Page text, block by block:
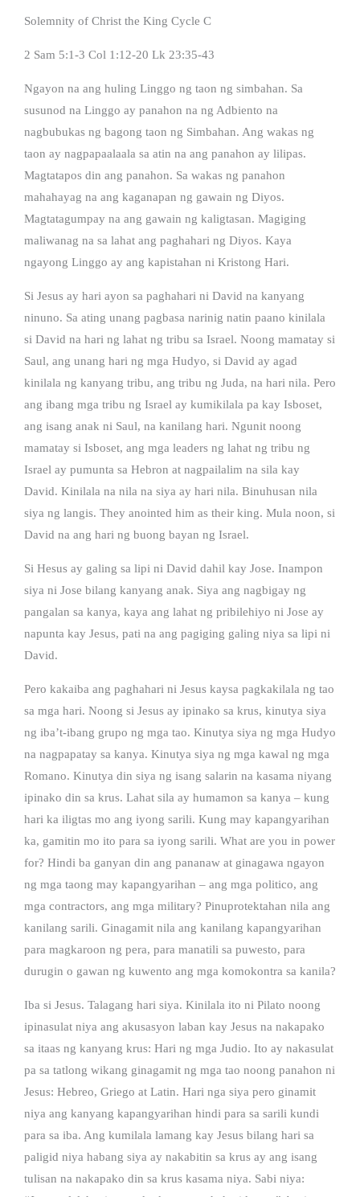
Solemnity of Christ the King Cycle C
2 Sam 5:1-3 Col 1:12-20 Lk 23:35-43
Ngayon na ang huling Linggo ng taon ng simbahan. Sa
susunod na Linggo ay panahon na ng Adbiento na
nagbubukas ng bagong taon ng Simbahan. Ang wakas ng
taon ay nagpapaalaala sa atin na ang panahon ay lilipas.
Magtatapos din ang panahon. Sa wakas ng panahon
mahahayag na ang kaganapan ng gawain ng Diyos.
Magtatagumpay na ang gawain ng kaligtasan. Magiging
maliwanag na sa lahat ang paghahari ng Diyos. Kaya
ngayong Linggo ay ang kapistahan ni Kristong Hari.
Si Jesus ay hari ayon sa paghahari ni David na kanyang
ninuno. Sa ating unang pagbasa narinig natin paano kinilala
si David na hari ng lahat ng tribu sa Israel. Noong mamatay si
Saul, ang unang hari ng mga Hudyo, si David ay agad
kinilala ng kanyang tribu, ang tribu ng Juda, na hari nila. Pero
ang ibang mga tribu ng Israel ay kumikilala pa kay Isboset,
ang isang anak ni Saul, na kanilang hari. Ngunit noong
mamatay si Isboset, ang mga leaders ng lahat ng tribu ng
Israel ay pumunta sa Hebron at nagpailalim na sila kay
David. Kinilala na nila na siya ay hari nila. Binuhusan nila
siya ng langis. They anointed him as their king. Mula noon, si
David na ang hari ng buong bayan ng Israel.
Si Hesus ay galing sa lipi ni David dahil kay Jose. Inampon
siya ni Jose bilang kanyang anak. Siya ang nagbigay ng
pangalan sa kanya, kaya ang lahat ng pribilehiyo ni Jose ay
napunta kay Jesus, pati na ang pagiging galing niya sa lipi ni
David.
Pero kakaiba ang paghahari ni Jesus kaysa pagkakilala ng tao
sa mga hari. Noong si Jesus ay ipinako sa krus, kinutya siya
ng iba’t-ibang grupo ng mga tao. Kinutya siya ng mga Hudyo
na nagpapatay sa kanya. Kinutya siya ng mga kawal ng mga
Romano. Kinutya din siya ng isang salarin na kasama niyang
ipinako din sa krus. Lahat sila ay humamon sa kanya – kung
hari ka iligtas mo ang iyong sarili. Kung may kapangyarihan
ka, gamitin mo ito para sa iyong sarili. What are you in power
for? Hindi ba ganyan din ang pananaw at ginagawa ngayon
ng mga taong may kapangyarihan – ang mga politico, ang
mga contractors, ang mga military? Pinuprotektahan nila ang
kanilang sarili. Ginagamit nila ang kanilang kapangyarihan
para magkaroon ng pera, para manatili sa puwesto, para
durugin o gawan ng kuwento ang mga komokontra sa kanila?
Iba si Jesus. Talagang hari siya. Kinilala ito ni Pilato noong
ipinasulat niya ang akusasyon laban kay Jesus na nakapako
sa itaas ng kanyang krus: Hari ng mga Judio. Ito ay nakasulat
pa sa tatlong wikang ginagamit ng mga tao noong panahon ni
Jesus: Hebreo, Griego at Latin. Hari nga siya pero ginamit
niya ang kanyang kapangyarihan hindi para sa sarili kundi
para sa iba. Ang kumilala lamang kay Jesus bilang hari sa
paligid niya habang siya ay nakabitin sa krus ay ang isang
tulisan na nakapako din sa krus kasama niya. Sabi niya: